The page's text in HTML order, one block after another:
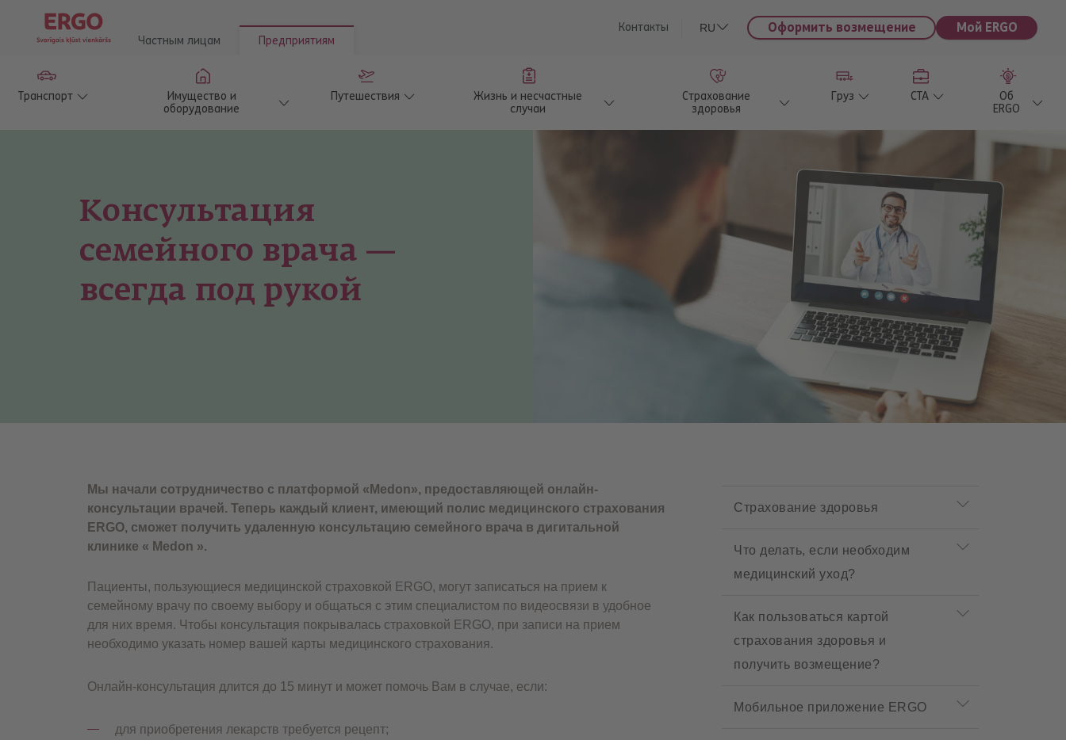
Частным лицам Предприятиям
Контакты RU Оформить возмещение Мой ERGO
Транспорт
Имущество и
оборудование
Путешествия
Жизнь и несчастные
случаи
Страхование
здоровья
Груз CTA
Об
ERGO
Консультация
семейного врача —
всегда под рукой
Мы начали сотрудничество с платформой «Medon», предоставляющей онлайн-
консультации врачей. Теперь каждый клиент, имеющий полис медицинского страхования
ERGO, сможет получить удаленную консультацию семейного врача в дигитальной
клинике « Medon ».
Пациенты, пользующиеся медицинской страховкой ERGO, могут записаться на прием к
семейному врачу по своему выбору и общаться с этим специалистом по видеосвязи в удобное
для них время. Чтобы консультация покрывалась страховкой ERGO, при записи на прием
необходимо указать номер вашей карты медицинского страхования.
Онлайн-консультация длится до 15 минут и может помочь Вам в случае, если:
для приобретения лекарств требуется рецепт;
Страхование здоровья
Что делать, если необходим
медицинский уход?
Как пользоваться картой
страхования здоровья и
получить возмещение?
Мобильное приложение ERGO